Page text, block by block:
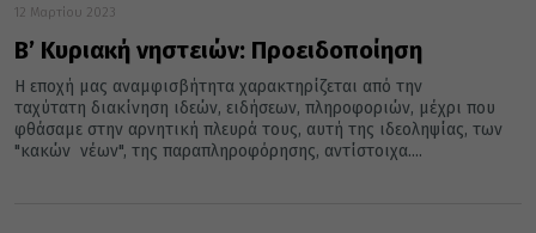
12 Μαρτίου 2023
Β’ Κυριακή νηστειών: Προειδοποίηση
Η εποχή μας αναμφισβήτητα χαρακτηρίζεται από την
ταχύτατη διακίνηση ιδεών, ειδήσεων, πληροφοριών, μέχρι που
φθάσαμε στην αρνητική πλευρά τους, αυτή της ιδεοληψίας, των
"κακών νέων", της παραπληροφόρησης, αντίστοιχα....